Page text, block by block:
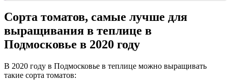
Сорта томатов, самые лучше для
выращивания в теплице в
Подмосковье в 2020 году
В 2020 году в Подмосковье в теплице можно выращивать
такие сорта томатов: